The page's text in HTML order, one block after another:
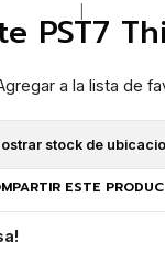
PST7
a la lista de
stock de
ESTE